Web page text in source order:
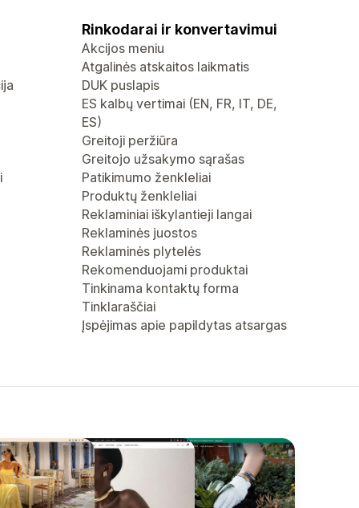
Rinkodarai ir konvertavimui
Akcijos meniu
Atgalinės atskaitos laikmatis
DUK puslapis
ES kalbų vertimai (EN, FR, IT, DE,
ES)
Greitoji peržiūra
Greitojo užsakymo sąrašas
Patikimumo ženkleliai
Produktų ženkleliai
Reklaminiai iškylantieji langai
Reklaminės juostos
Reklaminės plytelės
Rekomenduojami produktai
Tinkinama kontaktų forma
Tinklaraščiai
Įspėjimas apie papildytas atsargas